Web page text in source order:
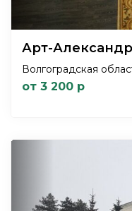
Арт-
Волгоградская
от 3 200 р